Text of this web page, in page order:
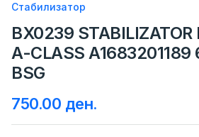
Стабилизатор
BX0239 STABILIZATOR
A-CLASS A1683201189
BSG
750.00 ден.